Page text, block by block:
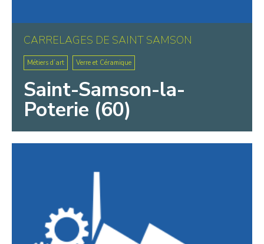
CARRELAGES DE SAINT SAMSON
Métiers d’art Verre et Céramique
Saint-Samson-la-
Poterie (60)